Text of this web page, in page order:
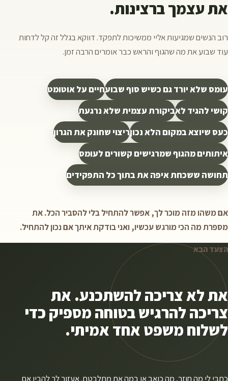
את עצמך ברצינות.
רוב הנשים שמגיעות אליי ממשיכות לתפקד. דווקא בגלל זה קל לדחות
עוד שבוע את מה שהגוף והראש כבר אומרים הרבה זמן.
עומס שלא יורד גם כשיש סוף שבועחיים על אוטומט
קושי להגיד לאביקורת עצמית שלא נרגעת
כעס שיוצא במקום הלא נכוןריצוי שחונק את הגרון
איתותים מהגוף שמרגישים קשורים לעומס
תחושה ששכחת איפה את בתוך כל התפקידים
אם משהו מזה מוכר לך, אפשר להתחיל בלי להסביר הכל. את
מספרת מה הכי מורגש עכשיו, ואני בודקת איתך אם נכון להתחיל.
הצעד הבא
את לא צריכה להשתכנע. את
צריכה להרגיש בטוחה מספיק כדי
לשלוח משפט אחד אמיתי.
כתבי לי מה חוזר, מה כואב או במה את מתלבטת. אעזור לך להבין אם